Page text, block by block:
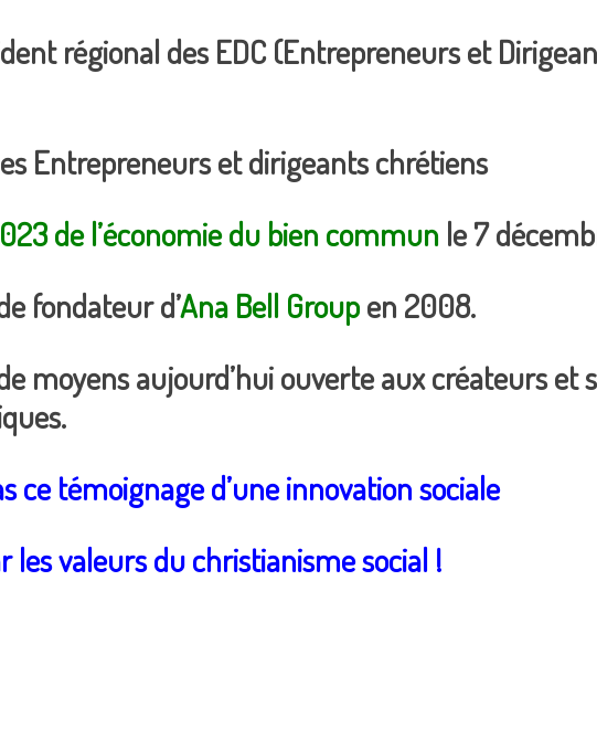
régional des EDC (Entrepreneurs et
Entrepreneurs et dirigeants chrétiens
de l’économie du bien commun le 7
fondateur d’Ana Bell Groupen 2008.
moyens aujourd’hui ouverte aux créateurs et
ce témoignage d’une innovation sociale
les valeurs du christianisme social !